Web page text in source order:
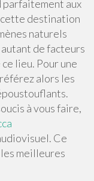
parfaitement aux
cette destination
naturels
de facteurs
lieu. Pour une
alors les
à vous faire,
Ce
meilleures